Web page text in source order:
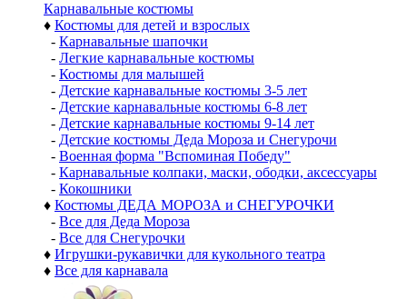
Карнавальные костюмы
♦ Костюмы для детей и взрослых
- Карнавальные шапочки
- Легкие карнавальные костюмы
- Костюмы для малышей
- Детские карнавальные костюмы 3-5 лет
- Детские карнавальные костюмы 6-8 лет
- Детские карнавальные костюмы 9-14 лет
- Детские костюмы Деда Мороза и Снегурочи
- Военная форма "Вспоминая Победу"
- Карнавальные колпаки, маски, ободки, аксессуары
- Кокошники
♦ Костюмы ДЕДА МОРОЗА и СНЕГУРОЧКИ
- Все для Деда Мороза
- Все для Снегурочки
♦ Игрушки-рукавички для кукольного театра
♦ Все для карнавала